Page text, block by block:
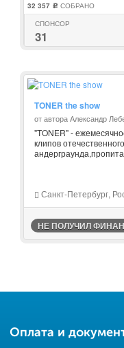
32 357 c СОБРАНО
СПОНСОР
31
TONER the show
от автора Александр
"TONER" -
клипов
Санкт-Петербург,
НЕ ПОЛУЧИЛ
Оплата и